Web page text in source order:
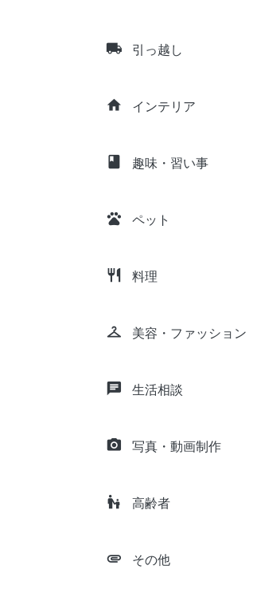
local_shipping 引っ越し
home インテリア
class 趣味・習い事
pets ペット
restaurant 料理
checkroom 美容・ファッション
chat 生活相談
camera_alt 写真・動画制作
escalator_warning 高齢者
attachment その他